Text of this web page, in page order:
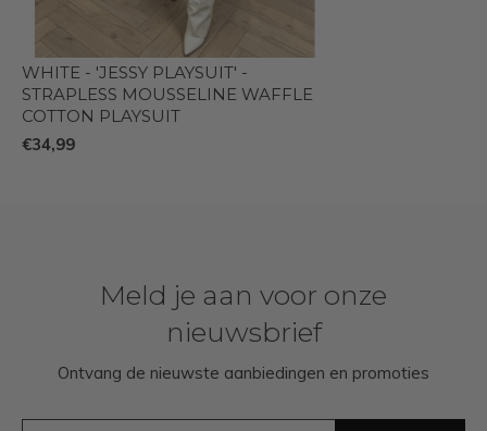
WHITE - 'JESSY PLAYSUIT' -
STRAPLESS MOUSSELINE WAFFLE
COTTON PLAYSUIT
€34,99
Meld je aan voor onze
nieuwsbrief
Ontvang de nieuwste aanbiedingen en promoties